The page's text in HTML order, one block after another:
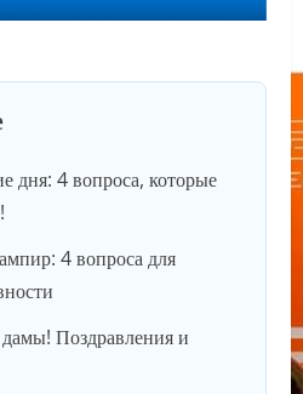
дня: 4 вопроса, которые
4 вопроса для
Поздравления и